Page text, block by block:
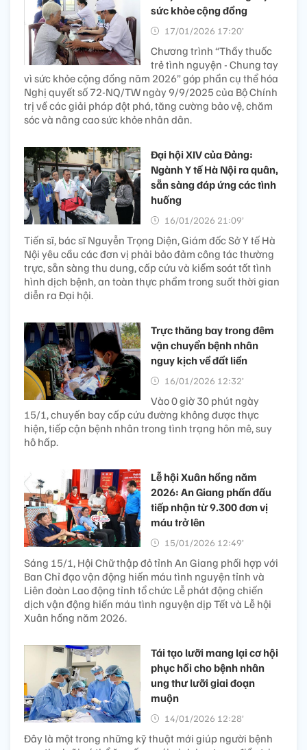
sức khỏe cộng đồng
17/01/2026 17:20’
Chương trình “Thầy thuốc
trẻ tình nguyện - Chung tay
vì sức khỏe cộng đồng năm 2026” góp phần cụ thể hóa
Nghị quyết số 72-NQ/TW ngày 9/9/2025 của Bộ Chính
trị về các giải pháp đột phá, tăng cường bảo vệ, chăm
sóc và nâng cao sức khỏe nhân dân.
Đại hội XIV của Đảng:
Ngành Y tế Hà Nội ra quân,
sẵn sàng đáp ứng các tình
huống
16/01/2026 21:09’
Tiến sĩ, bác sĩ Nguyễn Trọng Diện, Giám đốc Sở Y tế Hà
Nội yêu cầu các đơn vị phải bảo đảm công tác thường
trực, sẵn sàng thu dung, cấp cứu và kiểm soát tốt tình
hình dịch bệnh, an toàn thực phẩm trong suốt thời gian
diễn ra Đại hội.
Trực thăng bay trong đêm
vận chuyển bệnh nhân
nguy kịch về đất liền​
16/01/2026 12:32’
Vào 0 giờ 30 phút ngày
15/1, chuyến bay cấp cứu đường không được thực
hiện, tiếp cận bệnh nhân trong tình trạng hôn mê, suy
hô hấp.
Lễ hội Xuân hồng năm
2026: An Giang phấn đấu
tiếp nhận từ 9.300 đơn vị
máu trở lên
15/01/2026 12:49’
Sáng 15/1, Hội Chữ thập đỏ tỉnh An Giang phối hợp với
Ban Chỉ đạo vận động hiến máu tình nguyện tỉnh và
Liên đoàn Lao động tỉnh tổ chức Lễ phát động chiến
dịch vận động hiến máu tình nguyện dịp Tết và Lễ hội
Xuân hồng năm 2026.
Tái tạo lưỡi mang lại cơ hội
phục hồi cho bệnh nhân
ung thư lưỡi giai đoạn
muộn​
14/01/2026 12:28’
Đây là một trong những kỹ thuật mới giúp người bệnh